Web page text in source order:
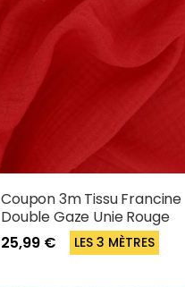
Coupon 3m Tissu Francine
Double Gaze Unie Rouge
25,99 €
LES 3 MÈTRES